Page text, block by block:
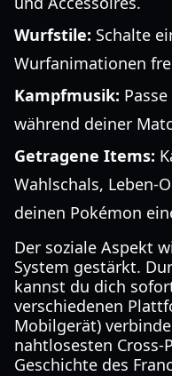
Wurfstile: Schalte
Wurfanimationen
Kampfmusik:
während deiner
Getragene Items:
Wahlschals, Leben-
deinen Pokémon
Der soziale Aspekt
System gestärkt.
kannst du dich
verschiedenen
Mobilgerät)
nahtlosesten Cross-
Geschichte des